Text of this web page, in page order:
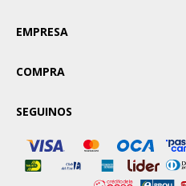
EMPRESA
COMPRA
SEGUINOS